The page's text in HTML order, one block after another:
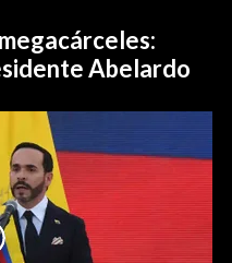
Abelardo